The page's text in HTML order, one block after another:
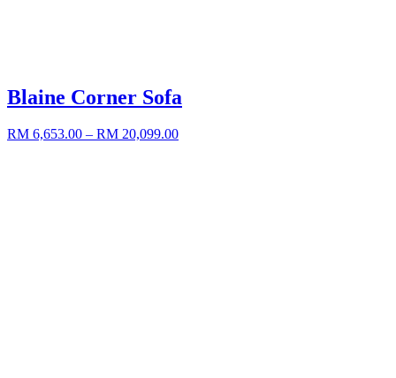
Blaine Corner Sofa
RM 6,653.00 – RM 20,099.00